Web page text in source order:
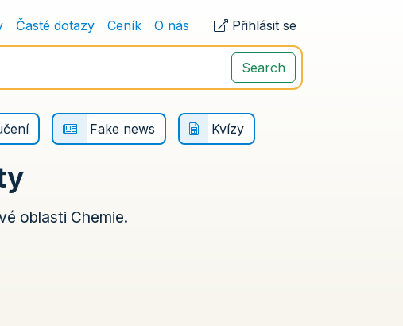
Časté dotazy Ceník O nás Přihlásit se
Search
Fake news Kvízy
oblasti Chemie.